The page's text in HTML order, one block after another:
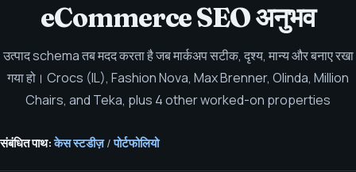
eCommerce SEO अनुभव
उत्पाद schema तब मदद करता है जब मार्कअप सटीक, दृश्य, मान्य और बनाए रखा
गया हो। Crocs (IL), Fashion Nova, Max Brenner, Olinda, Million
Chairs, and Teka, plus 4 other worked-on properties
संबंधित पाथ: केस स्टडीज़/पोर्टफोलियो